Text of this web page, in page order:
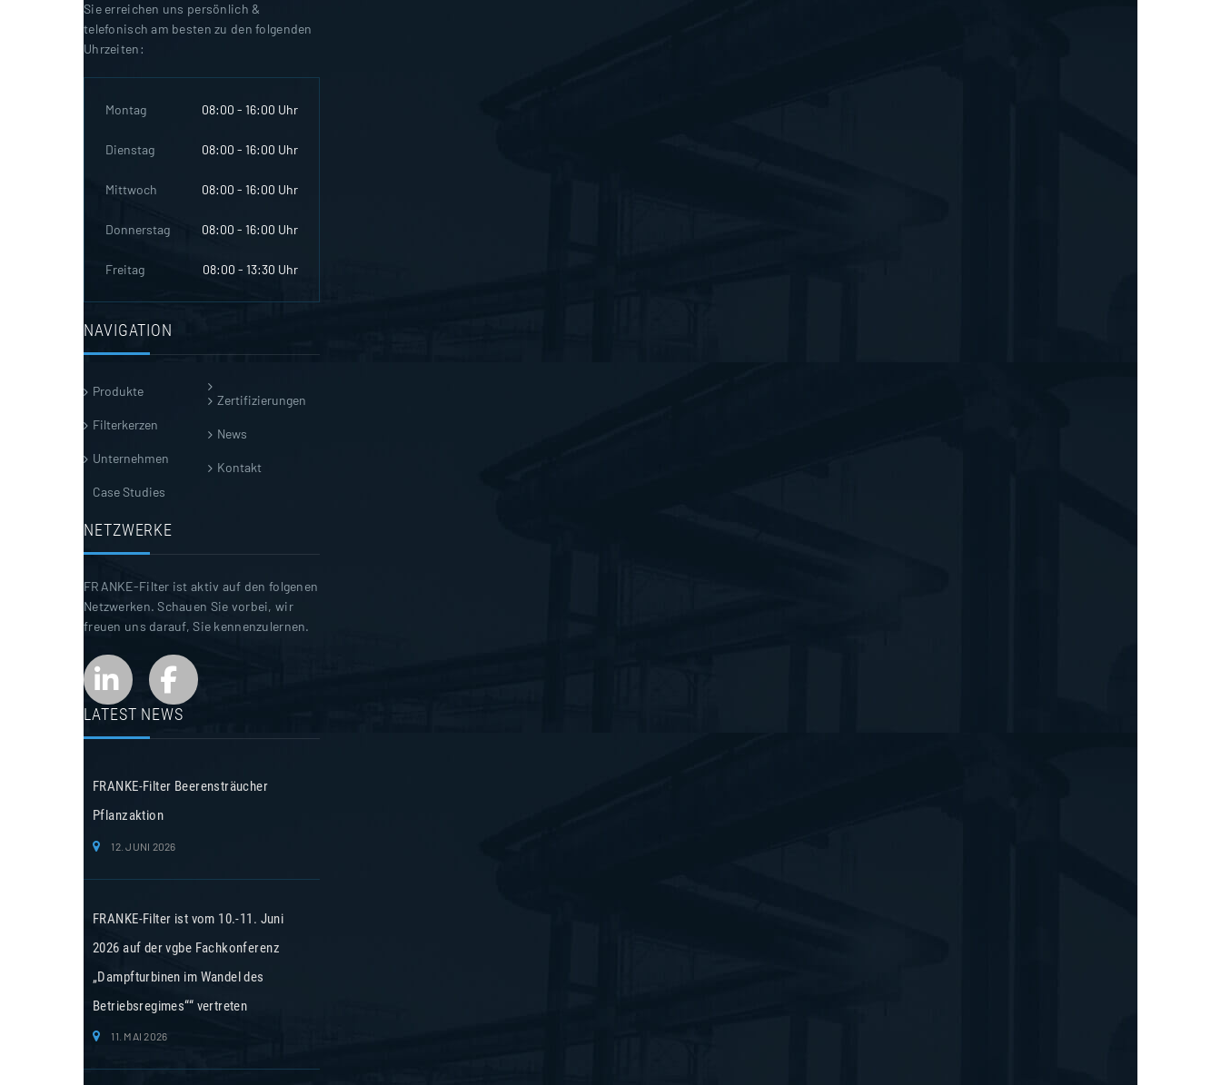
Sie erreichen uns persönlich &
telefonisch am besten zu den folgenden
Uhrzeiten:
Montag 08:00 - 16:00 Uhr
Dienstag 08:00 - 16:00 Uhr
Mittwoch 08:00 - 16:00 Uhr
Donnerstag 08:00 - 16:00 Uhr
Freitag 08:00 - 13:30 Uhr
NAVIGATION
Produkte
Filterkerzen
Unternehmen
Case Studies
Zertifizierungen
News
Kontakt
NETZWERKE
FRANKE-Filter ist aktiv auf den folgenen
Netzwerken. Schauen Sie vorbei, wir
freuen uns darauf, Sie kennenzulernen.
LATEST NEWS
FRANKE-Filter Beerensträucher
Pflanzaktion
12. JUNI 2026
FRANKE-Filter ist vom 10.-11. Juni
2026 auf der vgbe Fachkonferenz
„Dampfturbinen im Wandel des
Betriebsregimes““ vertreten
11. MAI 2026